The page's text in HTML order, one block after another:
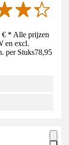
* Alle prijzen
en excl.
per Stuks78,95